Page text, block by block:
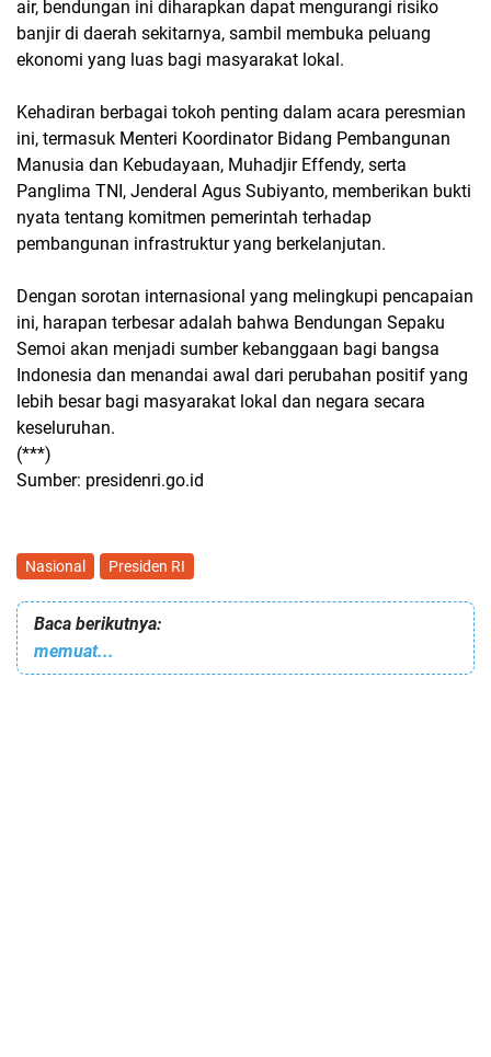
air, bendungan ini diharapkan dapat mengurangi risiko
banjir di daerah sekitarnya, sambil membuka peluang
ekonomi yang luas bagi masyarakat lokal.
Kehadiran berbagai tokoh penting dalam acara peresmian
ini, termasuk Menteri Koordinator Bidang Pembangunan
Manusia dan Kebudayaan, Muhadjir Effendy, serta
Panglima TNI, Jenderal Agus Subiyanto, memberikan bukti
nyata tentang komitmen pemerintah terhadap
pembangunan infrastruktur yang berkelanjutan.
Dengan sorotan internasional yang melingkupi pencapaian
ini, harapan terbesar adalah bahwa Bendungan Sepaku
Semoi akan menjadi sumber kebanggaan bagi bangsa
Indonesia dan menandai awal dari perubahan positif yang
lebih besar bagi masyarakat lokal dan negara secara
keseluruhan.
(***)
Sumber: presidenri.go.id
Nasional Presiden RI
Baca berikutnya:
memuat...